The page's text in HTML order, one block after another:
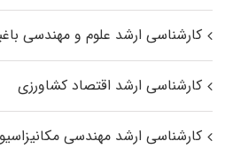
کارشناسی ارشد علوم و مهندسی
کارشناسی ارشد اقتصاد کشاورزی
کارشناسی ارشد مهندسی